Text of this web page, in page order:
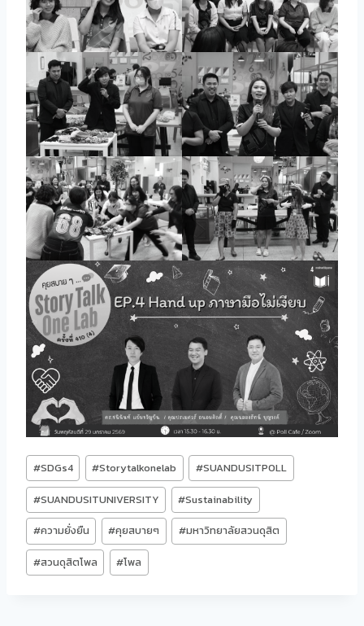
Post
Tags:
#SDGs4 #Storytalkonelab #SUANDUSITPOLL
#SUANDUSITUNIVERSITY #Sustainability
#ความยั่งยืน #คุยสบายๆ #มหาวิทยาลัยสวนดุสิต
#สวนดุสิตโพล #โพล